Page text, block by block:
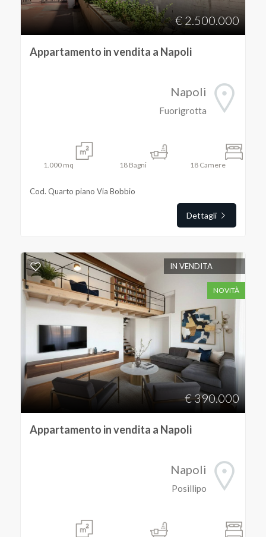
€ 2.500.000
Appartamento in vendita a Napoli
Napoli
Fuorigrotta
1.000mq 18 Bagni 18 Camere
Cod. Quarto piano Via Bobbio
Dettagli
IN VENDITA
NOVITÀ
€ 390.000
Appartamento in vendita a Napoli
Napoli
Posillipo